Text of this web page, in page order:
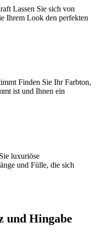
Lassen Sie sich von
Ihrem Look den perfekten
Finden Sie Ihr Farbton,
ist und Ihnen ein
luxuriöse
und Fülle, die sich
und Hingabe